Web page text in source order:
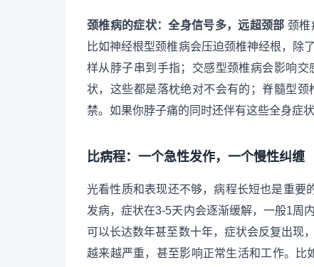
颈椎病的症状：全身信号多，远超颈部 颈椎
比如神经根型颈椎病会压迫颈椎神经根，除
样从脖子串到手指；交感型颈椎病会影响
状，这些都是落枕绝对不会有的；脊髓型
禁。如果你脖子痛的同时还伴有这些全身症
比病程：一个急性发作，一个慢性纠缠
光看性质和表现还不够，病程长短也是重要
发病，症状在3-5天内会逐渐缓解，一般1周
可以长达数年甚至数十年，症状会反复出现
越来越严重，甚至影响正常生活和工作。